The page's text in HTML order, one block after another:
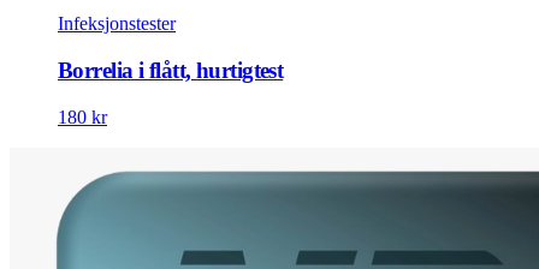
Infeksjonstester
Borrelia i flått, hurtigtest
180 kr